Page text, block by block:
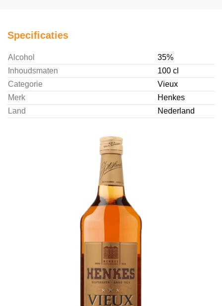
Specificaties
Alcohol
35%
Inhoudsmaten
100 cl
Categorie
Vieux
Merk
Henkes
Land
Nederland